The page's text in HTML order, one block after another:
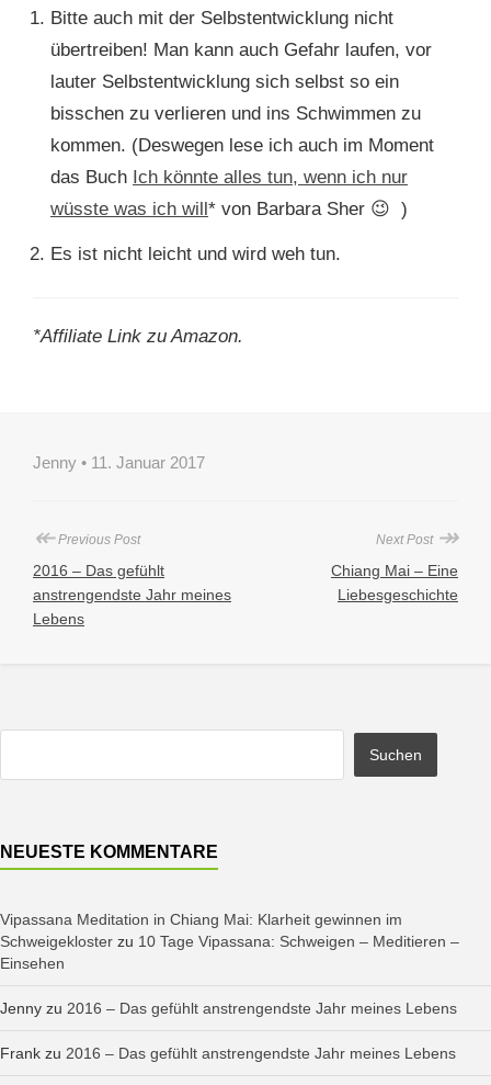
Bitte auch mit der Selbstentwicklung nicht
übertreiben! Man kann auch Gefahr laufen, vor
lauter Selbstentwicklung sich selbst so ein
bisschen zu verlieren und ins Schwimmen zu
kommen. (Deswegen lese ich auch im Moment
das Buch Ich könnte alles tun, wenn ich nur
wüsste was ich will * von Barbara Sher 😉 )
Es ist nicht leicht und wird weh tun.
*Affiliate Link zu Amazon.
Jenny • 11. Januar 2017
↞Previous Post
2016 – Das gefühlt
anstrengendste Jahr meines
Lebens
Next Post ↠
Chiang Mai – Eine
Liebesgeschichte
NEUESTE KOMMENTARE
Vipassana Meditation in Chiang Mai: Klarheit gewinnen im
Schweigekloster zu 10 Tage Vipassana: Schweigen – Meditieren –
Einsehen
Jenny zu 2016 – Das gefühlt anstrengendste Jahr meines Lebens
Frank zu 2016 – Das gefühlt anstrengendste Jahr meines Lebens